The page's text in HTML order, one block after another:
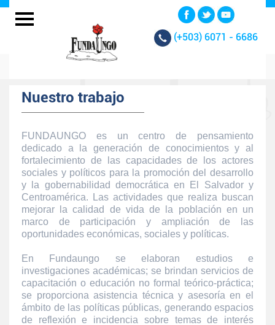
(+503) 6071 - 6686
Nuestro trabajo
FUNDAUNGO es un centro de pensamiento
dedicado a la generación de conocimientos y al
fortalecimiento de las capacidades de los actores
sociales y políticos para la promoción del desarrollo
y la gobernabilidad democrática en El Salvador y
Centroamérica. Las actividades que realiza buscan
mejorar la calidad de vida de la población en un
marco de participación y ampliación de las
oportunidades económicas, sociales y políticas.
En Fundaungo se elaboran estudios e
investigaciones académicas; se brindan servicios de
capacitación o educación no formal teórico-práctica;
se proporciona asistencia técnica y asesoría en el
ámbito de las políticas públicas, generando espacios
de reflexión e incidencia sobre temas de interés